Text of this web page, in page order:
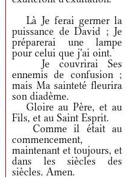
Là Je ferai germer la
puissance de David ; Je
préparerai une lampe
pour celui que j'ai oint.
Je couvrirai Ses
ennemis de confusion ;
mais Ma sainteté fleurira
son diadème.
Gloire au Père, et au
Fils, et au Saint Esprit.
Comme il était au
commencement,
maintenant et toujours, et
dans les siècles des
siècles. Amen.